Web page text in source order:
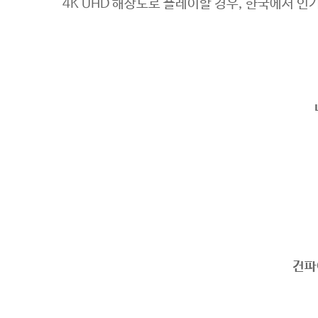
4K UHD 해상도로 플레이할 경우, 한국에서 인
건